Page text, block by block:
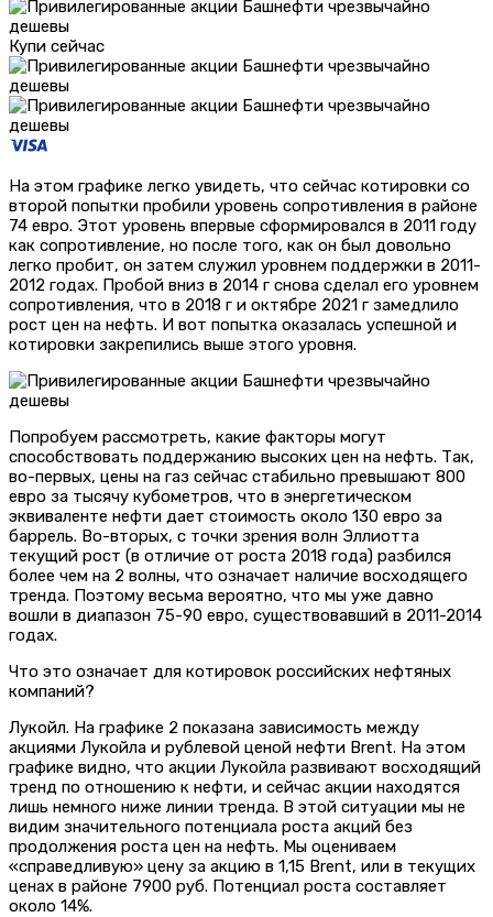
Купи сейчас
На этом графике легко увидеть, что сейчас котировки со
второй попытки пробили уровень сопротивления в районе
74 евро. Этот уровень впервые сформировался в 2011 году
как сопротивление, но после того, как он был довольно
легко пробит, он затем служил уровнем поддержки в 2011-
2012 годах. Пробой вниз в 2014 г снова сделал его уровнем
сопротивления, что в 2018 г и октябре 2021 г замедлило
рост цен на нефть. И вот попытка оказалась успешной и
котировки закрепились выше этого уровня.
Попробуем рассмотреть, какие факторы могут
способствовать поддержанию высоких цен на нефть. Так,
во-первых, цены на газ сейчас стабильно превышают 800
евро за тысячу кубометров, что в энергетическом
эквиваленте нефти дает стоимость около 130 евро за
баррель. Во-вторых, с точки зрения волн Эллиотта
текущий рост (в отличие от роста 2018 года) разбился
более чем на 2 волны, что означает наличие восходящего
тренда. Поэтому весьма вероятно, что мы уже давно
вошли в диапазон 75-90 евро, существовавший в 2011-2014
годах.
Что это означает для котировок российских нефтяных
компаний?
Лукойл. На графике 2 показана зависимость между
акциями Лукойла и рублевой ценой нефти Brent. На этом
графике видно, что акции Лукойла развивают восходящий
тренд по отношению к нефти, и сейчас акции находятся
лишь немного ниже линии тренда. В этой ситуации мы не
видим значительного потенциала роста акций без
продолжения роста цен на нефть. Мы оцениваем
«справедливую» цену за акцию в 1,15 Brent, или в текущих
ценах в районе 7900 руб. Потенциал роста составляет
около 14%.